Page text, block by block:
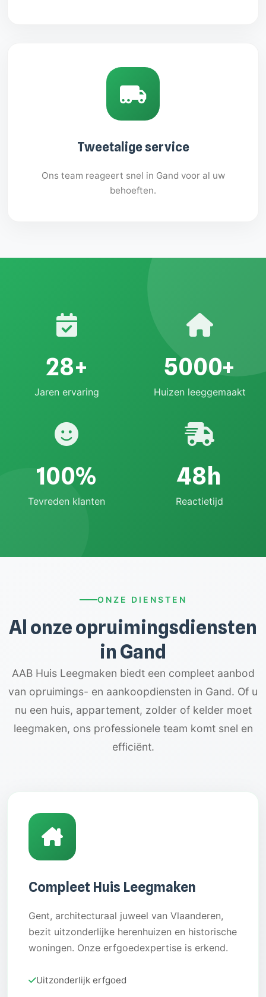
Tweetalige service
Ons team reageert snel in Gand voor al uw
behoeften.
28+
Jaren ervaring
5000+
Huizen leeggemaakt
100%
Tevreden klanten
48h
Reactietijd
ONZE DIENSTEN
Al onze opruimingsdiensten
in Gand
AAB Huis Leegmaken biedt een compleet aanbod
van opruimings- en aankoopdiensten in Gand. Of u
nu een huis, appartement, zolder of kelder moet
leegmaken, ons professionele team komt snel en
efficiënt.
Compleet Huis Leegmaken
Gent, architecturaal juweel van Vlaanderen,
bezit uitzonderlijke herenhuizen en historische
woningen. Onze erfgoedexpertise is erkend.
Uitzonderlijk erfgoed